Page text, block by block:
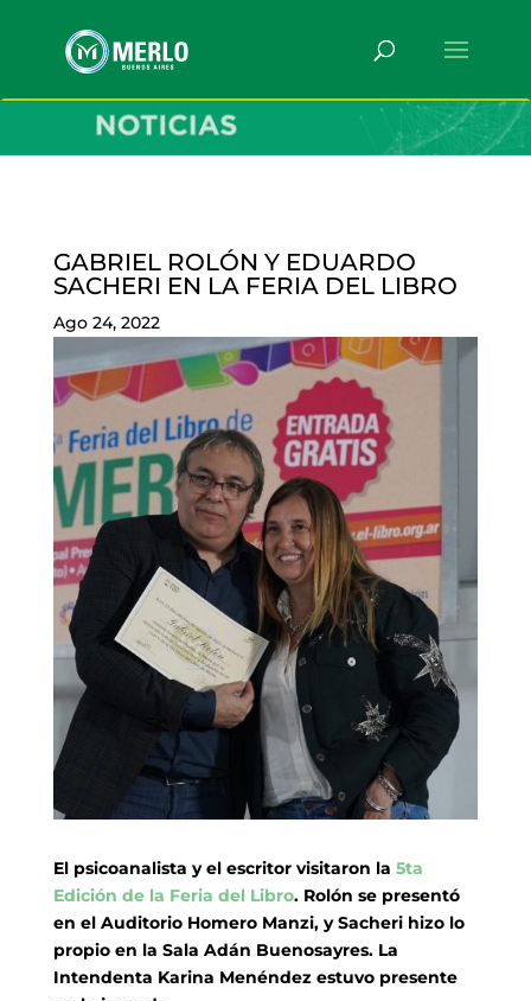
GABRIEL ROLÓN Y EDUARDO
SACHERI EN LA FERIA DEL LIBRO
Ago 24, 2022
El psicoanalista y el escritor visitaron la 5ta
Edición de la Feria del Libro. Rolón se presentó
en el Auditorio Homero Manzi, y Sacheri hizo lo
propio en la Sala Adán Buenosayres. La
Intendenta Karina Menéndez estuvo presente